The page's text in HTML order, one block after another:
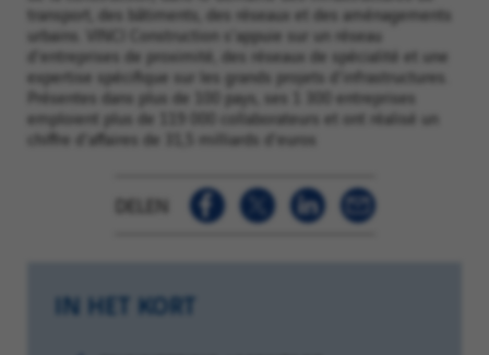
IN HET KORT
transport, des bâtiments, des réseaux et des aménagements
urbains. VINCI Construction s'appuie sur un réseau
d'entreprises de proximité, des réseaux de spécialité et une
expertise spécifique sur les grands projets d'infrastructures.
Présentes dans plus de 100 pays, ses 1 300 entreprises
emploient plus de 119 000 collaborateurs et ont réalisé un
chiffre d'affaires de 31,5 milliards d'euros
DELEN